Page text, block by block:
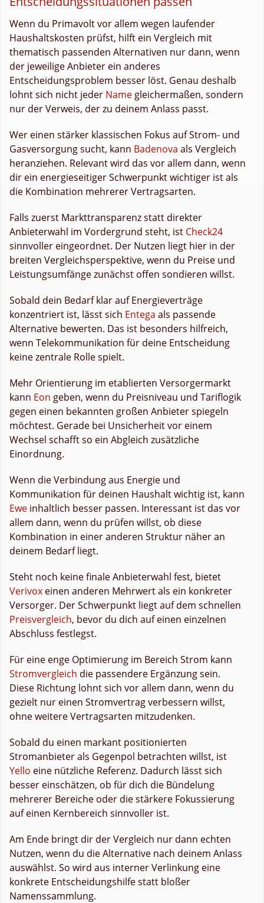
Wenn du Primavolt vor allem wegen laufender
Haushaltskosten prüfst, hilft ein Vergleich mit
thematisch passenden Alternativen nur dann, wenn
der jeweilige Anbieter ein anderes
Entscheidungsproblem besser löst. Genau deshalb
lohnt sich nicht jeder Name gleichermaßen, sondern
nur der Verweis, der zu deinem Anlass passt.
Wer einen stärker klassischen Fokus auf Strom- und
Gasversorgung sucht, kann Badenova als Vergleich
heranziehen. Relevant wird das vor allem dann, wenn
dir ein energieseitiger Schwerpunkt wichtiger ist als
die Kombination mehrerer Vertragsarten.
Falls zuerst Markttransparenz statt direkter
Anbieterwahl im Vordergrund steht, ist Check24
sinnvoller eingeordnet. Der Nutzen liegt hier in der
breiten Vergleichsperspektive, wenn du Preise und
Leistungsumfänge zunächst offen sondieren willst.
Sobald dein Bedarf klar auf Energieverträge
konzentriert ist, lässt sich Entega als passende
Alternative bewerten. Das ist besonders hilfreich,
wenn Telekommunikation für deine Entscheidung
keine zentrale Rolle spielt.
Mehr Orientierung im etablierten Versorgermarkt
kann Eon geben, wenn du Preisniveau und Tariflogik
gegen einen bekannten großen Anbieter spiegeln
möchtest. Gerade bei Unsicherheit vor einem
Wechsel schafft so ein Abgleich zusätzliche
Einordnung.
Wenn die Verbindung aus Energie und
Kommunikation für deinen Haushalt wichtig ist, kann
Ewe inhaltlich besser passen. Interessant ist das vor
allem dann, wenn du prüfen willst, ob diese
Kombination in einer anderen Struktur näher an
deinem Bedarf liegt.
Steht noch keine finale Anbieterwahl fest, bietet
Verivox einen anderen Mehrwert als ein konkreter
Versorger. Der Schwerpunkt liegt auf dem schnellen
Preisvergleich, bevor du dich auf einen einzelnen
Abschluss festlegst.
Für eine enge Optimierung im Bereich Strom kann
Stromvergleich die passendere Ergänzung sein.
Diese Richtung lohnt sich vor allem dann, wenn du
gezielt nur einen Stromvertrag verbessern willst,
ohne weitere Vertragsarten mitzudenken.
Sobald du einen markant positionierten
Stromanbieter als Gegenpol betrachten willst, ist
Yello eine nützliche Referenz. Dadurch lässt sich
besser einschätzen, ob für dich die Bündelung
mehrerer Bereiche oder die stärkere Fokussierung
auf einen Kernbereich sinnvoller ist.
Am Ende bringt dir der Vergleich nur dann echten
Nutzen, wenn du die Alternative nach deinem Anlass
auswählst. So wird aus interner Verlinkung eine
konkrete Entscheidungshilfe statt bloßer
Namenssammlung.